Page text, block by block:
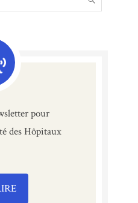
pour
des Hôpitaux